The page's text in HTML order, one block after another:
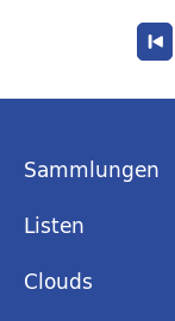
Sammlungen
Listen
Clouds